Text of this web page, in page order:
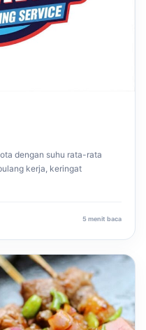
dengan suhu rata-rata
kerja, keringat
5 menit baca